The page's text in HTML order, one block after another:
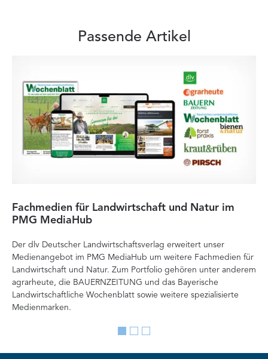
Passende Artikel
Fachmedien für Landwirtschaft und Natur im
PMG MediaHub
Der dlv Deutscher Landwirtschaftsverlag erweitert unser
Medienangebot im PMG MediaHub um weitere Fachmedien für
Landwirtschaft und Natur. Zum Portfolio gehören unter anderem
agrarheute, die BAUERNZEITUNG und das Bayerische
Landwirtschaftliche Wochenblatt sowie weitere spezialisierte
Medienmarken.
Go
slide
Go
slide
Go
slide